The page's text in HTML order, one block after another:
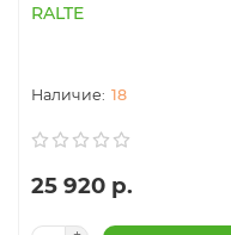
RALTE
18
25 920 р.